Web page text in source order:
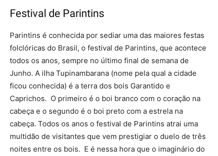
Festival de Parintins
Parintins é conhecida por sediar uma das maiores festas
folclóricas do Brasil, o festival de Parintins, que acontece
todos os anos, sempre no último final de semana de
Junho. A ilha Tupinambarana (nome pela qual a cidade
ficou conhecida) é a terra dos bois Garantido e
Caprichos. O primeiro é o boi branco com o coração na
cabeça e o segundo é o boi preto com a estrela na
cabeça. Todos os anos o festival de Parintins atrai uma
multidão de visitantes que vem prestigiar o duelo de três
noites entre os bois. E é nessa hora que o imaginário do